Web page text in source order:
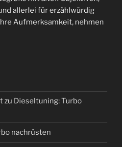
allerlei für erzählwürdig
Aufmerksamkeit, nehmen
zu Dieseltuning: Turbo
nachrüsten